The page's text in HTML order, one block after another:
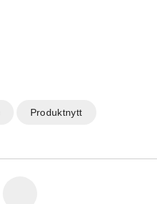
Produktnytt